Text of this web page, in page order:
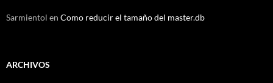
Sarmientol en Como reducir el tamaño del master.db
ARCHIVOS